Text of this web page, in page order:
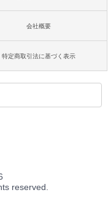
会社概要
特定商取引法に基づく表示
reserved.